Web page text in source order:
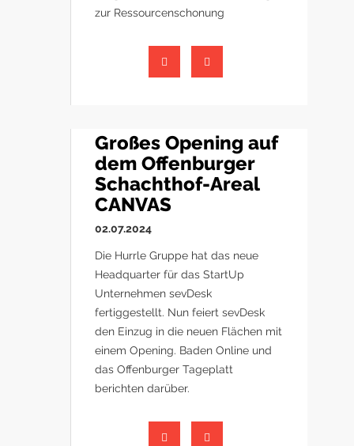
zur Ressourcenschonung
Großes Opening auf
dem Offenburger
Schachthof-Areal
CANVAS
02.07.2024
Die Hurrle Gruppe hat das neue
Headquarter für das StartUp
Unternehmen sevDesk
fertiggestellt. Nun feiert sevDesk
den Einzug in die neuen Flächen mit
einem Opening. Baden Online und
das Offenburger Tageplatt
berichten darüber.